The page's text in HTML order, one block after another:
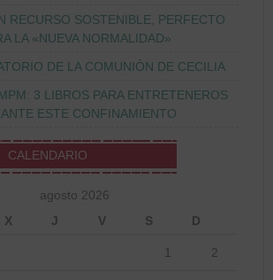
RECURSO SOSTENIBLE, PERFECTO
LA «NUEVA NORMALIDAD»
DE LA COMUNIÓN DE CECILIA
3 LIBROS PARA ENTRETENEROS
ESTE CONFINAMIENTO
CALENDARIO
agosto 2026
X J V S D
1 2